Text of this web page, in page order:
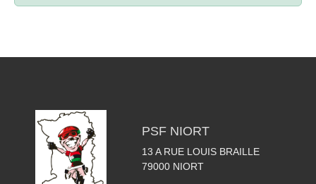
PSF NIORT
13 A RUE LOUIS BRAILLE
79000 NIORT